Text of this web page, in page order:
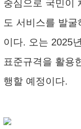
중심으로 국민이
도 서비스를 발
이다. 오는 2025
표준규격을 활용
행할 예정이다.